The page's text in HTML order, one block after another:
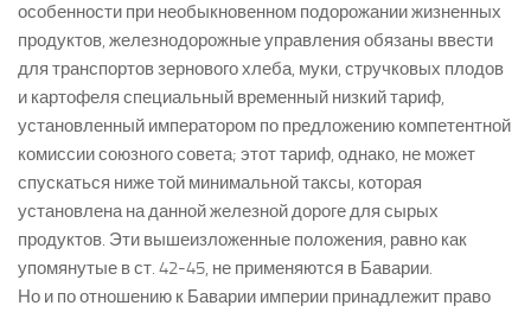
особенности при необыкновенном подорожании жизненных
продуктов, железнодорожные управления обязаны ввести
для транспортов зернового хлеба, муки, стручковых плодов
и картофеля специальный временный низкий тариф,
установленный императором по предложению компетентной
комиссии союзного совета; этот тариф, однако, не может
спускаться ниже той минимальной таксы, которая
установлена на данной железной дороге для сырых
продуктов. Эти вышеизложенные положения, равно как
упомянутые в ст. 42-45, не применяются в Баварии.
Но и по отношению к Баварии империи принадлежит право